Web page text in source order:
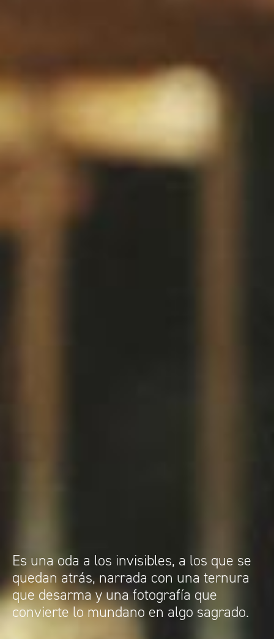
Es una oda a los invisibles, a los que se
quedan atrás, narrada con una ternura
que desarma y una fotografía que
convierte lo mundano en algo sagrado.